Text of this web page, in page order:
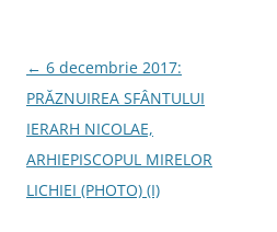
Navigare
în
articole
← 6 decembrie 2017:
PRĂZNUIREA SFÂNTULUI
IERARH NICOLAE,
ARHIEPISCOPUL MIRELOR
LICHIEI (PHOTO) (I)